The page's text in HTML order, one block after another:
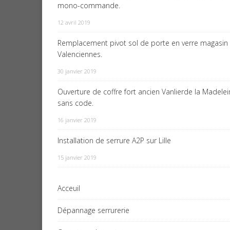
mono-commande.
12 avril 2019
Remplacement pivot sol de porte en verre magasin
Valenciennes.
30 janvier 2019
Ouverture de coffre fort ancien Vanlierde la
sans code.
16 janvier 2019
Installation de serrure A2P sur Lille
15 janvier 2019
Acceuil
Dépannage serrurerie